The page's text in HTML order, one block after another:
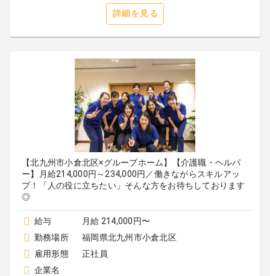
詳細を見る
【北九州市小倉北区×グループホーム】【介護職・ヘルパ
ー】月給214,000円～234,000円／働きながらスキルアッ
プ！「人の役に立ちたい」そんな方をお待ちしております
◎
給与
月給 214,000円〜
勤務場所
福岡県北九州市小倉北区
雇用形態
正社員
企業名